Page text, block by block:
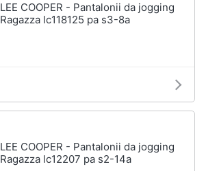
LEE COOPER - Pantalonii da jogging
Ragazza lc118125 pa s3-8a
LEE COOPER - Pantalonii da jogging
Ragazza lc12207 pa s2-14a